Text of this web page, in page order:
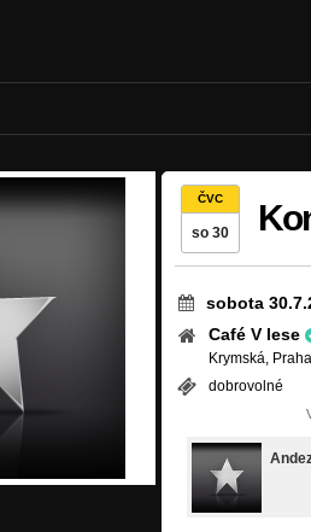
ČVC
so 30
sobota
Café V lese
Krymská,
dobrovolné